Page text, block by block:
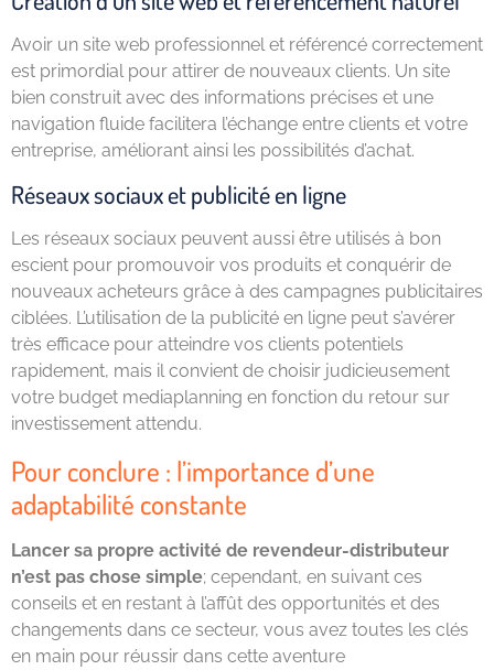
Avoir un site web professionnel et référencé correctement
est primordial pour attirer de nouveaux clients. Un site
bien construit avec des informations précises et une
navigation fluide facilitera l’échange entre clients et votre
entreprise, améliorant ainsi les possibilités d’achat.
Réseaux sociaux et publicité en ligne
Les réseaux sociaux peuvent aussi être utilisés à bon
escient pour promouvoir vos produits et conquérir de
nouveaux acheteurs grâce à des campagnes publicitaires
ciblées. L’utilisation de la publicité en ligne peut s’avérer
très efficace pour atteindre vos clients potentiels
rapidement, mais il convient de choisir judicieusement
votre budget mediaplanning en fonction du retour sur
investissement attendu.
Pour conclure : l’importance d’une
adaptabilité constante
Lancer sa propre activité de revendeur-distributeur
n’est pas chose simple; cependant, en suivant ces
conseils et en restant à l’affût des opportunités et des
changements dans ce secteur, vous avez toutes les clés
en main pour réussir dans cette aventure